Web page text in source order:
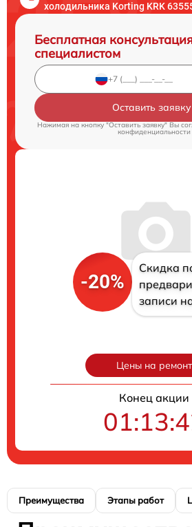
холодильника Korting KRK
Бесплатная
специалистом
Оставить заявку
Нажимая на кнопку "Оставить заявку" Вы
конфиденциальности
-20%
Скидка
записи
Цены на ремонт
Конец акции
Преимущества Этапы работ